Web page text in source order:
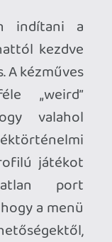
a
a
a
a
az
-